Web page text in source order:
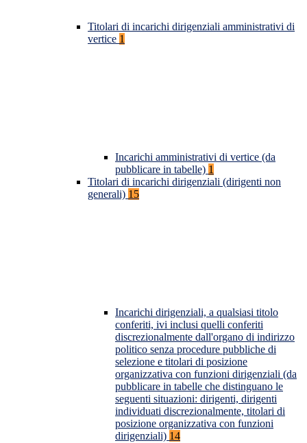
Titolari di incarichi dirigenziali amministrativi di
vertice 1
Incarichi amministrativi di vertice (da
pubblicare in tabelle) 1
Titolari di incarichi dirigenziali (dirigenti non
generali) 15
Incarichi dirigenziali, a qualsiasi titolo
conferiti, ivi inclusi quelli conferiti
discrezionalmente dall'organo di indirizzo
politico senza procedure pubbliche di
selezione e titolari di posizione
organizzativa con funzioni dirigenziali (da
pubblicare in tabelle che distinguano le
seguenti situazioni: dirigenti, dirigenti
individuati discrezionalmente, titolari di
posizione organizzativa con funzioni
dirigenziali) 14